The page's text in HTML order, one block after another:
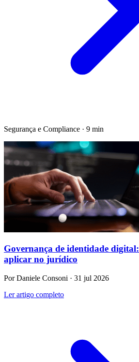
Segurança e Compliance · 9 min
Governança de identidade digital:
aplicar no jurídico
Por Daniele Consoni · 31 jul 2026
Ler artigo completo